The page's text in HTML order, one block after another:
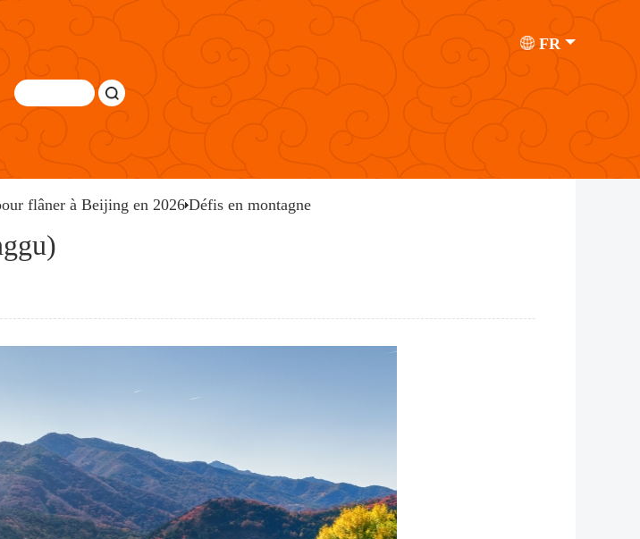
FR
flâner à Beijing en 2026 Défis en montagne